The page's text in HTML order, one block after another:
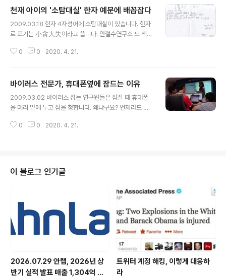
천재 아이의 '소탐대실' 한자 예문에 배꼽잡다
2009.03.18 한자 4자성어에 소탐대실이 있습니다. 한자
로 표기는 小貪大失이라고 씁니다. 안철수연구소 모 책임
실 한자 공부와 관련한 재밌는 이야기가 사내 자유게시판
는 '소탐대실'이었습니다. 아빠는 소탐대실이란 '작은 것에
눈이 멀어 큰 것을 잃는다'는 뜻이라고 알려주었습니다. 그
리고 준성이는 4자 성어 '소탐대실'에 대한 예문을 혼자 만
빠는 깜짝 놀랐습니다. 알기쉽게 정곡을 찌르면서도 재미
0 0 2020. 4. 21.
바이러스 전문가, 휴대폰옆에 잠드는 이유
2009.03.02 바이러스 잡는 연구원들은 잠잘 때 휴대폰
을 머리 맡에 두고 잠을 청합니다. 왜냐구요? 언제라도 긴
기 때문입니다. 바이러스를 포함한 악성코드는 24시간 36
요일 오후, 차 연구원은 휴대폰 한통을 받았습니다. 회사로
부터 긴급 전화였습니다. 팀장은 개인 일정에 상관없이 전
원 모두 회사로 돌아와야 한다는 것입니다. 차 연구원은 당
시 주말을 맞아 모처럼 아리따운 여성과 미팅 중이었는데
소용없었습니다. 미팅은 다음에도 할 수 있지만 지금 당장
바이러스 문제는 해결하지 못..
0 0 2020. 4. 21.
이 블로그 인기글
2026.07.29 안랩, 2026년 상
반기 실적 발표 매출 1,304억 원,
트위터 계정 해킹, 이렇게 대응하
라